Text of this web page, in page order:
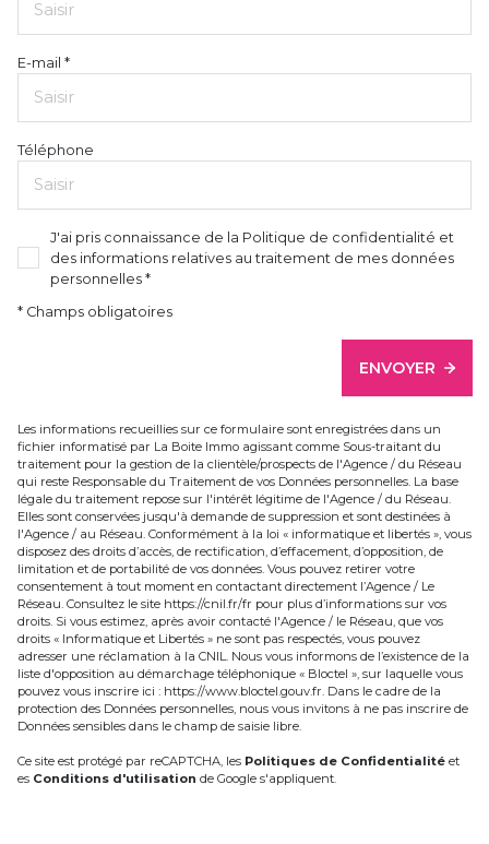
E-mail *
Téléphone
J'ai pris connaissance de la Politique de confidentialité et
des informations relatives au traitement de mes données
personnelles *
* Champs obligatoires
ENVOYER
Les informations recueillies sur ce formulaire sont enregistrées dans un
fichier informatisé par La Boite Immo agissant comme Sous-traitant du
traitement pour la gestion de la clientèle/prospects de l'Agence / du Réseau
qui reste Responsable du Traitement de vos Données personnelles. La base
légale du traitement repose sur l'intérêt légitime de l'Agence / du Réseau.
Elles sont conservées jusqu'à demande de suppression et sont destinées à
l'Agence / au Réseau. Conformément à la loi « informatique et libertés », vous
disposez des droits d’accès, de rectification, d’effacement, d’opposition, de
limitation et de portabilité de vos données. Vous pouvez retirer votre
consentement à tout moment en contactant directement l’Agence / Le
Réseau. Consultez le site https://cnil.fr/fr pour plus d’informations sur vos
droits. Si vous estimez, après avoir contacté l'Agence / le Réseau, que vos
droits « Informatique et Libertés » ne sont pas respectés, vous pouvez
adresser une réclamation à la CNIL. Nous vous informons de l’existence de la
liste d'opposition au démarchage téléphonique « Bloctel », sur laquelle vous
pouvez vous inscrire ici : https://www.bloctel.gouv.fr. Dans le cadre de la
protection des Données personnelles, nous vous invitons à ne pas inscrire de
Données sensibles dans le champ de saisie libre.
Ce site est protégé par reCAPTCHA, les Politiques de Confidentialité et
es Conditions d'utilisation de Google s'appliquent.